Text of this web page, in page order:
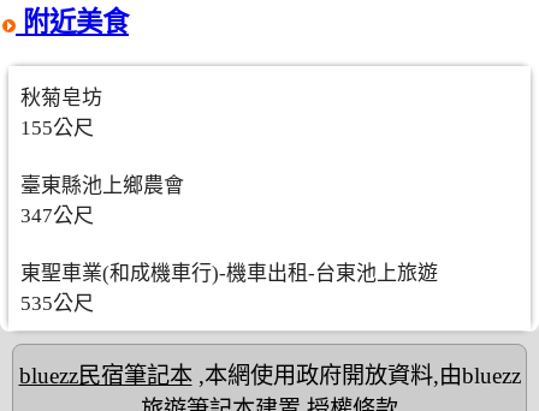
附近美食
秋菊皂坊
155公尺
臺東縣池上鄉農會
347公尺
東聖車業(和成機車行)-機車出租-台東池上旅遊
535公尺
bluezz民宿筆記本,本網使用政府開放資料,由bluezz